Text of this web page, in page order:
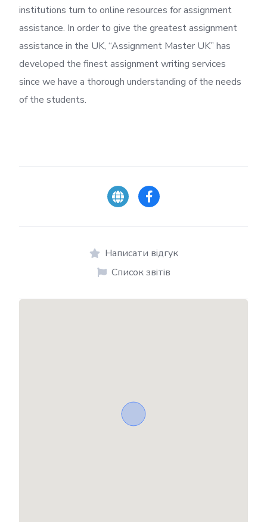
institutions turn to online resources for assignment
assistance. In order to give the greatest assignment
assistance in the UK, “Assignment Master UK” has
developed the finest assignment writing services
since we have a thorough understanding of the needs
of the students.
Написати відгук
Список звітів